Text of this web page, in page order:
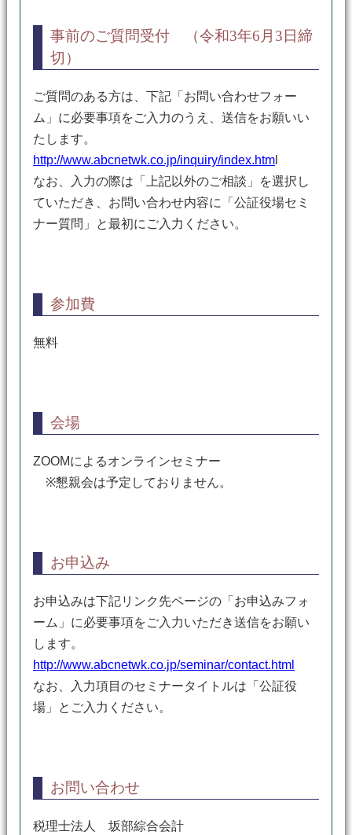
事前のご質問受付 （令和3年6月3日締
切）
ご質問のある方は、下記「お問い合わせフォー
ム」に必要事項をご入力のうえ、送信をお願いい
たします。
http://www.abcnetwk.co.jp/inquiry/index.html
なお、入力の際は「上記以外のご相談」を選択し
ていただき、お問い合わせ内容に「公証役場セミ
ナー質問」と最初にご入力ください。
参加費
無料
会場
ZOOMによるオンラインセミナー
※懇親会は予定しておりません。
お申込み
お申込みは下記リンク先ページの「お申込みフォ
ーム」に必要事項をご入力いただき送信をお願い
します。
http://www.abcnetwk.co.jp/seminar/contact.html
なお、入力項目のセミナータイトルは「公証役
場」とご入力ください。
お問い合わせ
税理士法人 坂部綜合会計